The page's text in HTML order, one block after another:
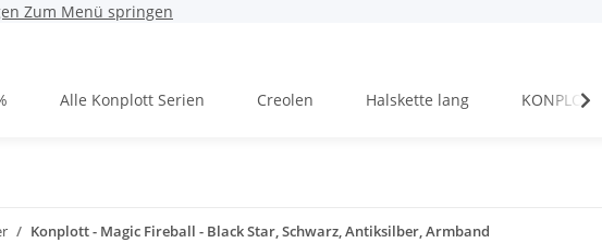
Zum Menü springen
Alle Konplott Serien Creolen Halskette lang
Konplott - Magic Fireball - Black Star, Schwarz, Antiksilber, Armband